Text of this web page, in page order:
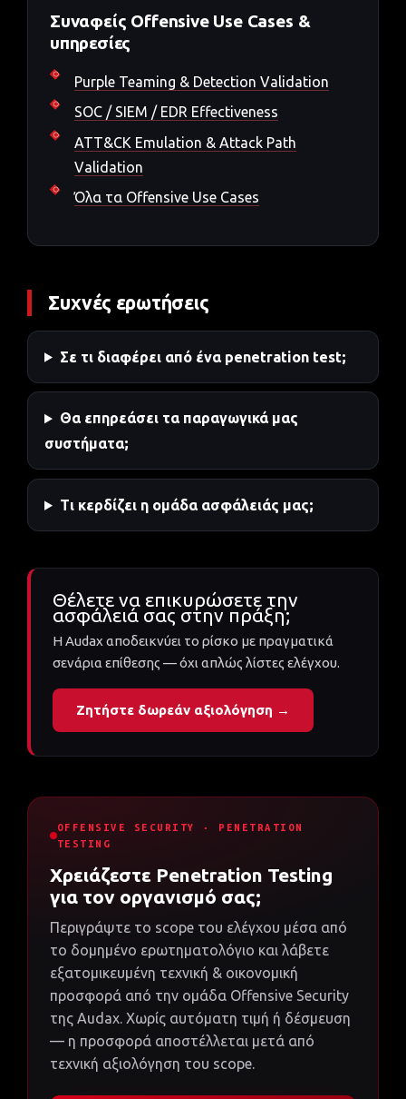
Συναφείς Offensive Use Cases &
υπηρεσίες
Purple Teaming & Detection Validation
SOC / SIEM / EDR Effectiveness
ATT&CK Emulation & Attack Path
Validation
Όλα τα Offensive Use Cases
Συχνές ερωτήσεις
Σε τι διαφέρει από ένα penetration test;
Θα επηρεάσει τα παραγωγικά μας
συστήματα;
Τι κερδίζει η ομάδα ασφάλειάς μας;
Θέλετε να επικυρώσετε την
ασφάλειά σας στην πράξη;
Η Audax αποδεικνύει το ρίσκο με πραγματικά
σενάρια επίθεσης — όχι απλώς λίστες ελέγχου.
Ζητήστε δωρεάν αξιολόγηση →
OFFENSIVE SECURITY · PENETRATION
TESTING
Χρειάζεστε Penetration Testing
για τον οργανισμό σας;
Περιγράψτε το scope του ελέγχου μέσα από
το δομημένο ερωτηματολόγιο και λάβετε
εξατομικευμένη τεχνική & οικονομική
προσφορά από την ομάδα Offensive Security
της Audax. Χωρίς αυτόματη τιμή ή δέσμευση
— η προσφορά αποστέλλεται μετά από
τεχνική αξιολόγηση του scope.